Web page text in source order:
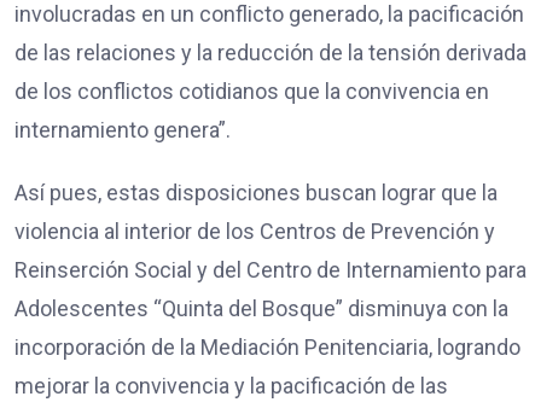
involucradas en un conflicto generado, la pacificación
de las relaciones y la reducción de la tensión derivada
de los conflictos cotidianos que la convivencia en
internamiento genera”.
Así pues, estas disposiciones buscan lograr que la
violencia al interior de los Centros de Prevención y
Reinserción Social y del Centro de Internamiento para
Adolescentes “Quinta del Bosque” disminuya con la
incorporación de la Mediación Penitenciaria, logrando
mejorar la convivencia y la pacificación de las